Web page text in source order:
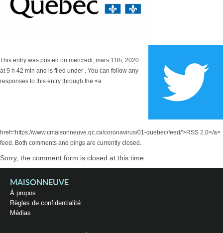
This entry was posted on mercredi, mars 11th, 2020
at 9 h 42 min and is filed under . You can follow any
responses to this entry through the <a
href='https://www.cmaisonneuve.qc.ca/coronavirus/01-quebec/feed/'>RSS 2.0</a>
feed. Both comments and pings are currently closed.
Sorry, the comment form is closed at this time.
MAISONNEUVE
À propos
Règles de confidentialité
Médias